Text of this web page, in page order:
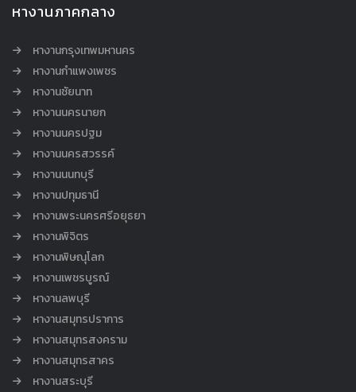
หางานภาคกลาง
หางานกรุงเทพมหานคร
หางานกำแพงเพชร
หางานชัยนาท
หางานนครนายก
หางานนครปฐม
หางานนครสวรรค์
หางานนนทบุรี
หางานปทุมธานี
หางานพระนครศรีอยุธยา
หางานพิจิตร
หางานพิษณุโลก
หางานเพชรบูรณ์
หางานลพบุรี
หางานสมุทรปราการ
หางานสมุทรสงคราม
หางานสมุทรสาคร
หางานสระบุรี